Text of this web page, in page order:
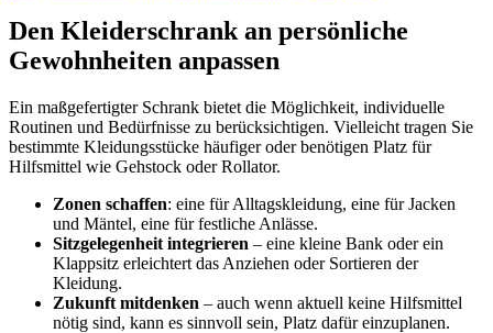
Den Kleiderschrank an persönliche
Gewohnheiten anpassen
Ein maßgefertigter Schrank bietet die Möglichkeit, individuelle
Routinen und Bedürfnisse zu berücksichtigen. Vielleicht tragen Sie
bestimmte Kleidungsstücke häufiger oder benötigen Platz für
Hilfsmittel wie Gehstock oder Rollator.
Zonen schaffen: eine für Alltagskleidung, eine für Jacken
und Mäntel, eine für festliche Anlässe.
Sitzgelegenheit integrieren – eine kleine Bank oder ein
Klappsitz erleichtert das Anziehen oder Sortieren der
Kleidung.
Zukunft mitdenken – auch wenn aktuell keine Hilfsmittel
nötig sind, kann es sinnvoll sein, Platz dafür einzuplanen.